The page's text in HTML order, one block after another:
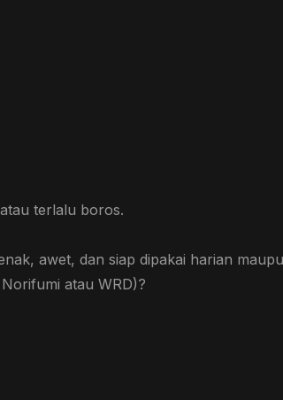
terlalu boros.
awet, dan siap dipakai harian
atau WRD)?